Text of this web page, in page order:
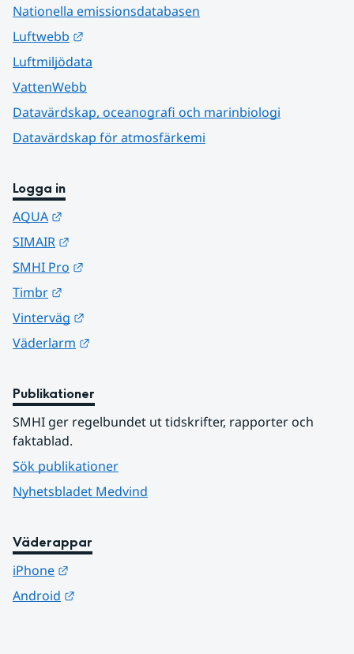
Nationella emissionsdatabasen
Luftwebb
Luftmiljödata
VattenWebb
Datavärdskap, oceanografi och marinbiologi
Datavärdskap för atmosfärkemi
Logga in
AQUA
SIMAIR
SMHI Pro
Timbr
Vinterväg
Väderlarm
Publikationer
SMHI ger regelbundet ut tidskrifter, rapporter och
faktablad.
Sök publikationer
Nyhetsbladet Medvind
Väderappar
iPhone
Android